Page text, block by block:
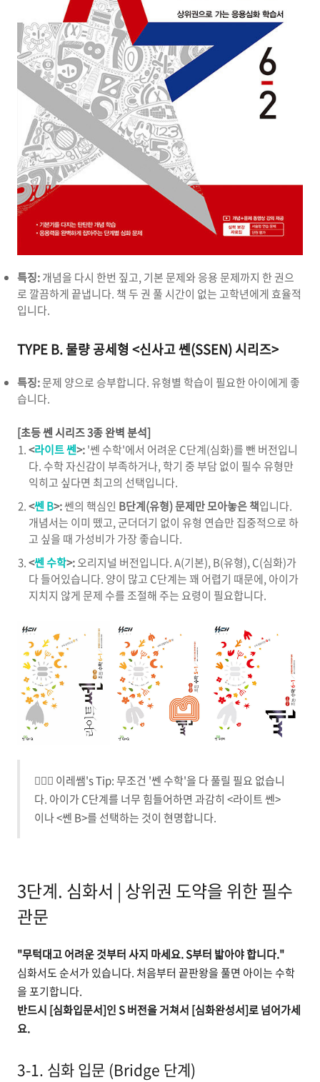
특징:개념을 다시 한번 짚고, 기본 문제와 응용 문제까지 한 권으
로 깔끔하게 끝냅니다. 책 두 권 풀 시간이 없는 고학년에게 효율적
입니다.
TYPE B. 물량 공세형 <신사고 쎈(SSEN) 시리즈>
특징:문제 양으로 승부합니다. 유형별 학습이 필요한 아이에게 좋
습니다.
[초등 쎈 시리즈 3종 완벽 분석]
<라이트 쎈>:'쎈 수학'에서 어려운 C단계(심화)를 뺀 버전입니
다. 수학 자신감이 부족하거나, 학기 중 부담 없이 필수 유형만
익히고 싶다면 최고의 선택입니다.
<쎈 B>:쎈의 핵심인 B단계(유형) 문제만 모아놓은 책입니다.
개념서는 이미 뗐고, 군더더기 없이 유형 연습만 집중적으로 하
고 싶을 때 가성비가 가장 좋습니다.
<쎈 수학>:오리지널 버전입니다. A(기본), B(유형), C(심화)가
다 들어있습니다. 양이 많고 C단계는 꽤 어렵기 때문에, 아이가
지치지 않게 문제 수를 조절해 주는 요령이 필요합니다.
🙋🏻‍♀️ 이레쌤's Tip: 무조건 '쎈 수학'을 다 풀릴 필요 없습니
다. 아이가 C단계를 너무 힘들어하면 과감히 <라이트 쎈>
이나 <쎈 B>를 선택하는 것이 현명합니다.
3단계. 심화서 | 상위권 도약을 위한 필수
관문
"무턱대고 어려운 것부터 사지 마세요. S부터 밟아야 합니다."
심화서도 순서가 있습니다. 처음부터 끝판왕을 풀면 아이는 수학
을 포기합니다.
반드시 [심화입문서]인 S 버전을 거쳐서 [심화완성서]로 넘어가세
요.
3-1. 심화 입문 (Bridge 단계)